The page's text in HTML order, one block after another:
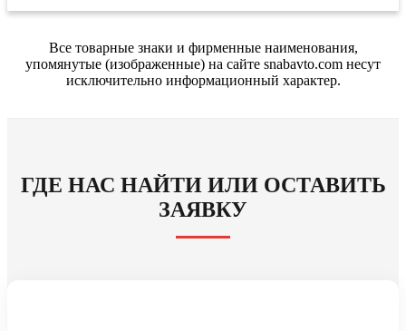
Все товарные знаки и фирменные наименования,
упомянутые (изображенные) на сайте snabavto.com несут
исключительно информационный характер.
ГДЕ НАС НАЙТИ ИЛИ ОСТАВИТЬ
ЗАЯВКУ